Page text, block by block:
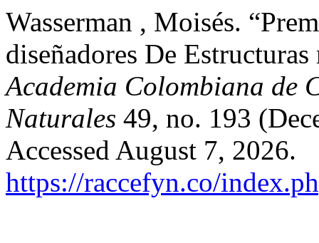
Wasserman , Moisés.
diseñadores De
Academia Colombiana de
Naturales 49, no. 193
Accessed August 7, 2026.
https://raccefyn.co/